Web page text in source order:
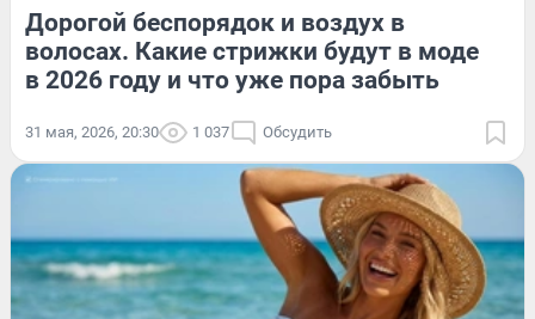
Дорогой беспорядок и воздух в
волосах. Какие стрижки будут в моде
в 2026 году и что уже пора забыть
31 мая, 2026, 20:30 1 037 Обсудить